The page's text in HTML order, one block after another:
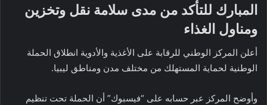
المبارك للتأكد من مدى سلامة نقل وتخزين
ومناول الغذاء
أعلن المركز الوطني للرقابة على الأغذية والأدوية انطلاق الحملة
الوطنية لحماية المستهلك من مختلف مدن ومناطق ليبيا.
وأوضح المركز عبر حسابه على “فيسبوك” أن الحملة تحت تنظيم